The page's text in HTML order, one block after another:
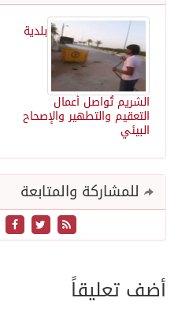
بلدية
الشريم تُواصل أعمال
التعقيم والتطهير والإصحاح
البيئي
للمشاركة والمتابعة
أضف تعليقاً